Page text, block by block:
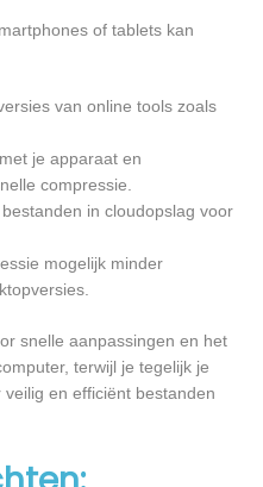
of tablets kan
van online tools zoals
je apparaat en
compressie.
in cloudopslag voor
mogelijk minder
snelle aanpassingen en het
terwijl je tegelijk je
en efficiënt bestanden